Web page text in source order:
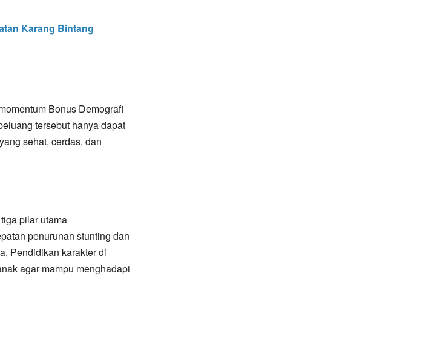
Karang Bintang
Bonus Demografi
tersebut hanya dapat
sehat, cerdas, dan
pilar utama
penurunan stunting dan
Pendidikan karakter di
agar mampu menghadapi